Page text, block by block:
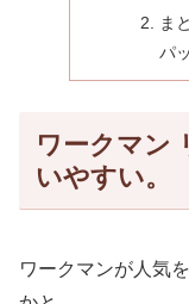
ま
パ
ワークマン
いやすい。
ワークマンが人気